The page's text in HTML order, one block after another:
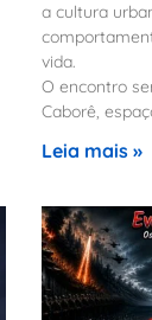
a cultura
vida.
O encontro
Caborê,
Leia mais »